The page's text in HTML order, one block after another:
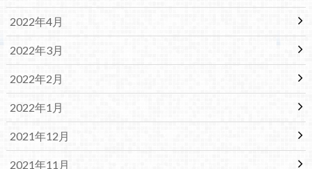
2022年4月
2022年3月
2022年2月
2022年1月
2021年12月
2021年11月